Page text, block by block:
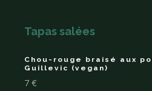
Tapas salées
Chou-rouge braisé aux
Guillevic (vegan)
7 €